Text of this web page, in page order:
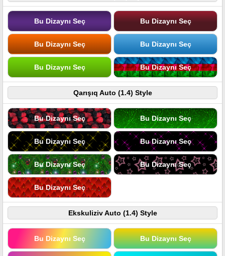
Bu Dizaynı Seç Bu Dizaynı Seç
Bu Dizaynı Seç Bu Dizaynı Seç
Bu Dizaynı Seç Bu Dizaynı Seç
Qarışıq Auto (1.4) Style
Bu Dizaynı Seç Bu Dizaynı Seç
Bu Dizaynı Seç Bu Dizaynı Seç
Bu Dizaynı Seç Bu Dizaynı Seç
Bu Dizaynı Seç
Ekskuliziv Auto (1.4) Style
Bu Dizaynı Seç Bu Dizaynı Seç